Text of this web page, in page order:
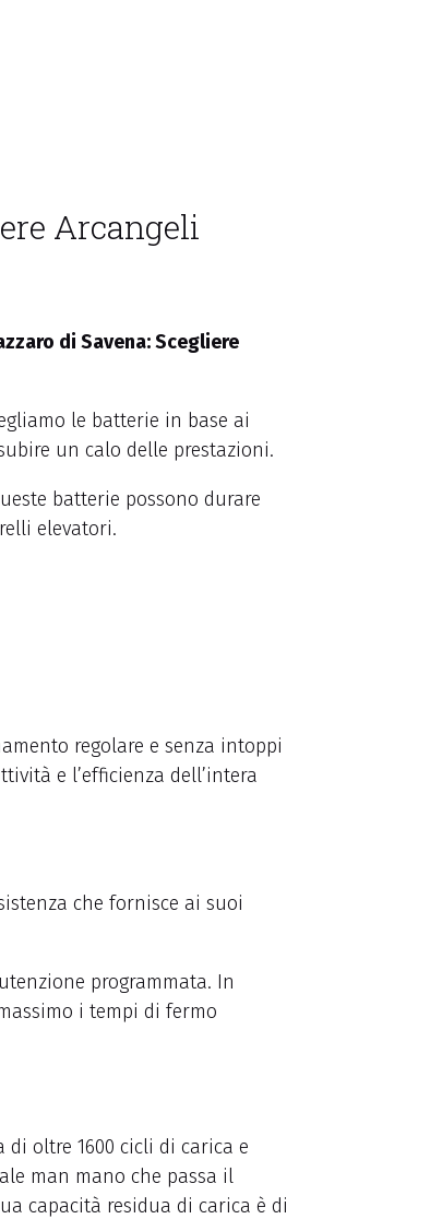
Arcangeli
di Savena: Scegliere
le batterie in base ai
un calo delle prestazioni.
batterie possono durare
elevatori.
regolare e senza intoppi
e l’efficienza dell’intera
che fornisce ai suoi
programmata. In
i tempi di fermo
di oltre 1600 cicli di carica e
man mano che passa il
capacità residua di carica è di